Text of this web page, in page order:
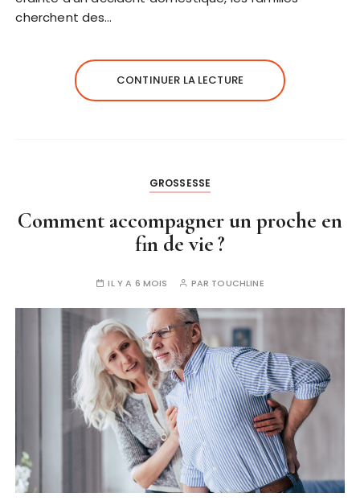
cherchent des…
CONTINUER LA LECTURE
GROSSESSE
Comment accompagner un proche en
fin de vie ?
IL Y A 6 MOIS PAR TOUCHLINE